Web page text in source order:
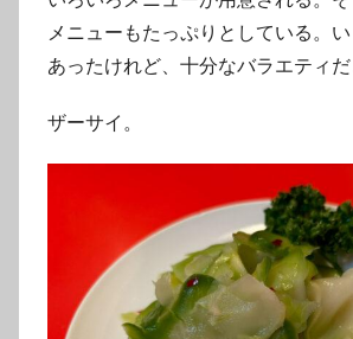
メニューもたっぷりとしている。
あったけれど、十分なバラエティだ
ザーサイ。